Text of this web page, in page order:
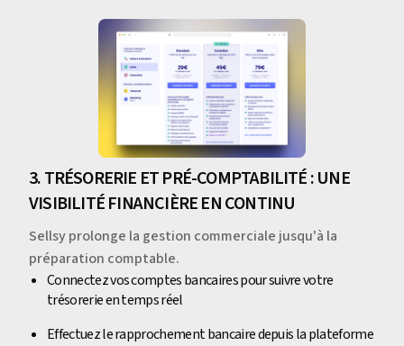
3. TRÉSORERIE ET PRÉ-COMPTABILITÉ : UNE
VISIBILITÉ FINANCIÈRE EN CONTINU
Sellsy prolonge la gestion commerciale jusqu'à la
préparation comptable.
Connectez vos comptes bancaires pour suivre votre
trésorerie en temps réel
Effectuez le rapprochement bancaire depuis la plateforme